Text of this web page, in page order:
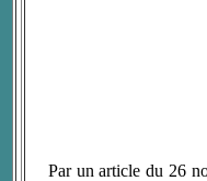
Parun article du 26